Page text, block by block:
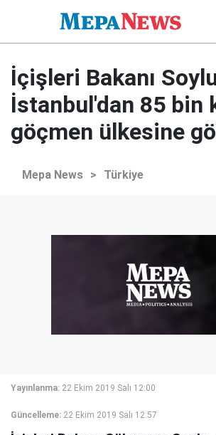
İçişleri Bakanı
İstanbul'dan 85 bin
göçmen ülkesine
Mepa News > Türkiye
Yayınlanma: 22 Ekim 2019 Salı 12:00
Güncelleme: 22 Ekim 2019 Salı 12:57